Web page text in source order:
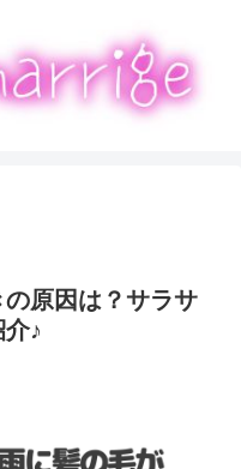
原因は？サラサ
♪